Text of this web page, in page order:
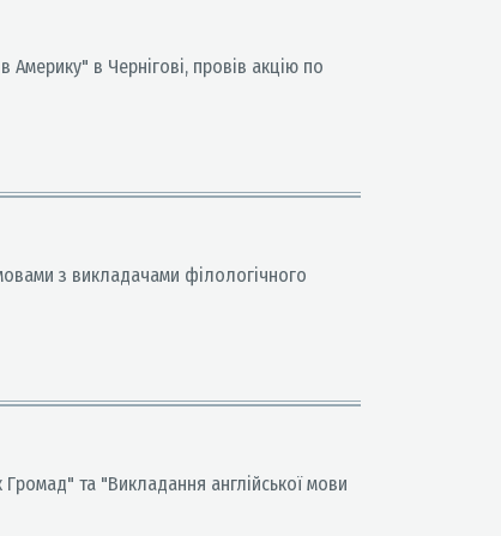
Америку" в Чернігові, провів акцію по
з викладачами філологічного
Громад" та "Викладання англійської мови